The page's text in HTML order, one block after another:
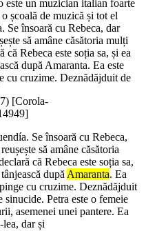
este un muzician italian foarte
școală de muzică și tot el
Se însoară cu Rebeca, dar
să amâne căsătoria mulți
Rebeca este soția sa, și ea
după Amaranta. Ea este
cu cruzime. Deznădăjduit de
) [Corola-
Se însoară cu Rebeca,
să amâne căsătoria
că Rebeca este soția sa,
dupăAmaranta. Ea
cu cruzime. Deznădăjduit
sinucide. Petra este o femeie
asemenei unei pantere. Ea
dar și